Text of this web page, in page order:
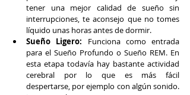
tener una mejor calidad de sueño sin
interrupciones, te aconsejo que no tomes
líquido unas horas antes de dormir.
Sueño Ligero: Funciona como entrada
para el Sueño Profundo o Sueño REM. En
esta etapa todavía hay bastante actividad
cerebral por lo que es más fácil
despertarse, por ejemplo con algún sonido.